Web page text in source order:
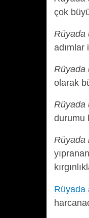
çok
Rüyada
adımlar
Rüyada
olarak
Rüyada
durumu
Rüyada
Rüyada